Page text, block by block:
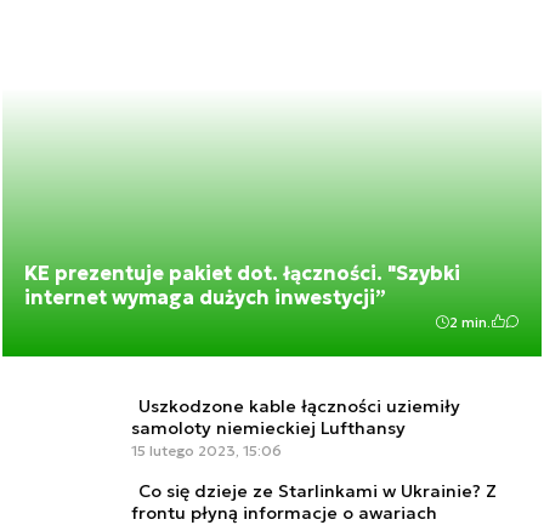
KE prezentuje pakiet dot. łączności. "Szybki
internet wymaga dużych inwestycji”
2 min.
Uszkodzone kable łączności uziemiły
samoloty niemieckiej Lufthansy
15 lutego 2023, 15:06
Co się dzieje ze Starlinkami w Ukrainie? Z
frontu płyną informacje o awariach